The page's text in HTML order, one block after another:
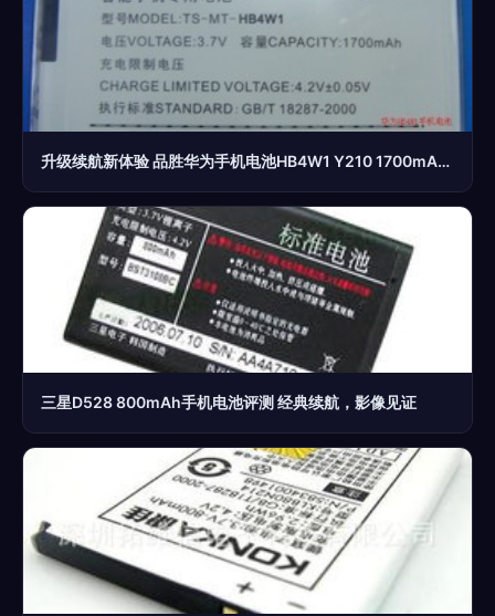
升级续航新体验 品胜华为手机电池HB4W1 Y210 1700mAh 移动电源级实用性分析
三星D528 800mAh手机电池评测 经典续航，影像见证